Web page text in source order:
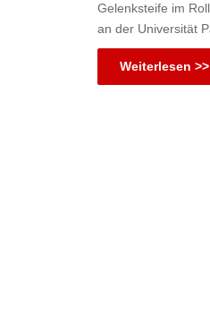
Gelenksteife im
an der Universität
Weiterlesen >>